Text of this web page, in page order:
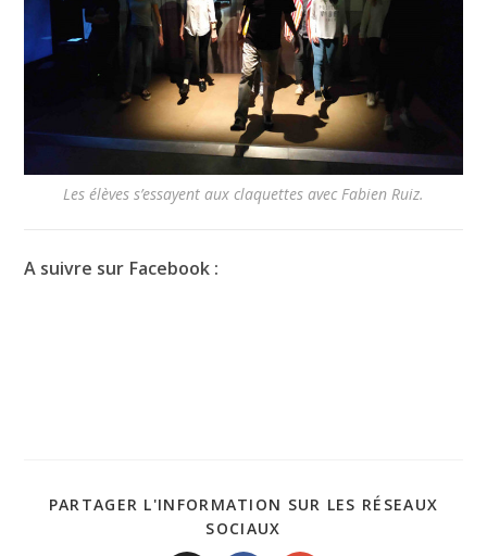
Les élèves s’essayent aux claquettes avec Fabien Ruiz.
A suivre sur Facebook :
PARTAGER L'INFORMATION SUR LES RÉSEAUX
SOCIAUX